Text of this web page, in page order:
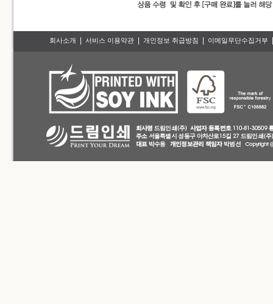
회사소개 |서비스 이용약관 |개인정보 취급방침 이메일무단수집거부